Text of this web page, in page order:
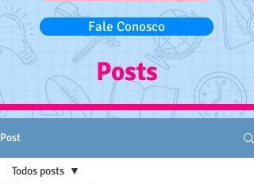
Fale Conosco
Posts
Post
Todos posts